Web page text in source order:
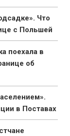
Что
с Польшей
поехала в
об
в Поставах